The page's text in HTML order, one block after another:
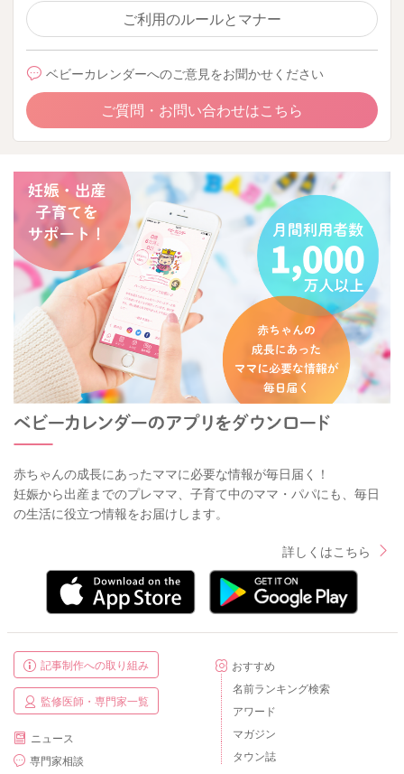
ご利用のルールとマナー
ベビーカレンダーへのご意見をお聞かせください
ご質問・お問い合わせはこちら
赤ちゃんの成長にあったママに必要な情報が毎日届く！
妊娠から出産までのプレママ、子育て中のママ・パパにも、毎日
の生活に役立つ情報をお届けします。
詳しくはこちら
記事制作への取り組み
監修医師・専門家一覧
ニュース
専門家相談
おすすめ
名前ランキング検索
アワード
マガジン
タウン誌